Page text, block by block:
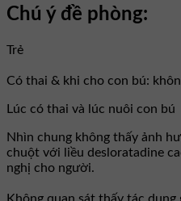
Chú ý đề phòng:
Trẻ
Có thai & khi cho con bú:
Lúc có thai và lúc nuôi con bú
Nhìn chung không thấy ảnh
chuột với liều desloratadine
nghị cho người.